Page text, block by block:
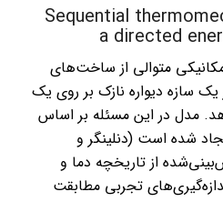
Sequential
a directed
متوالی از ساخت‌های
سازه دیواره نازک بر روی یک
مدل در این مسئله بر اساس
شده است (دنلینگر و
پیش‌بینی‌شده از تاریخچه دما و
تجربی مطابقت